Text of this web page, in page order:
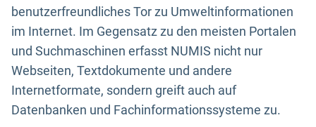
benutzerfreundliches Tor zu Umweltinformationen
im Internet. Im Gegensatz zu den meisten Portalen
und Suchmaschinen erfasst NUMIS nicht nur
Webseiten, Textdokumente und andere
Internetformate, sondern greift auch auf
Datenbanken und Fachinformationssysteme zu.